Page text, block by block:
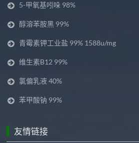
5-甲氧基吲哚 98%
醇溶苯胺黑 99%
青霉素钾工业盐 99% 1588u/mg
维生素B12 99%
氯偏乳液 40%
苯甲酸钠 99%
友情链接